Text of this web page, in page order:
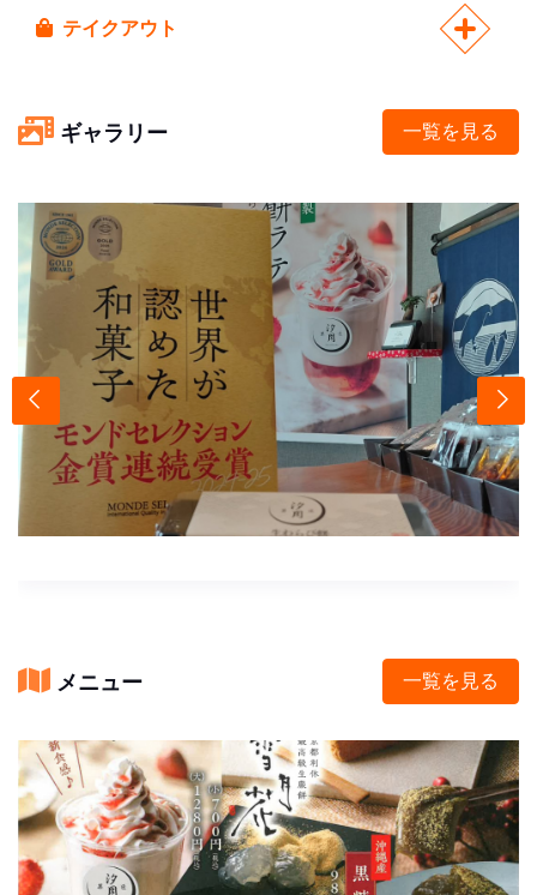
テイクアウト
ギャラリー 一覧を見る
メニュー 一覧を見る